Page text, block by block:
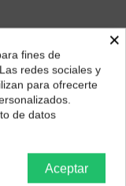
15 Pro
pedido?
los precios e
×
fines de
redes sociales y
para ofrecerte
de datos
Aceptar